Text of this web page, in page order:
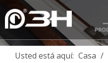
Usted está aquí: Casa /